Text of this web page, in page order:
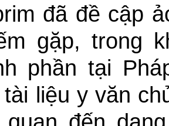
đã đề cập
gặp, trong
phần tại
tài liệu y văn